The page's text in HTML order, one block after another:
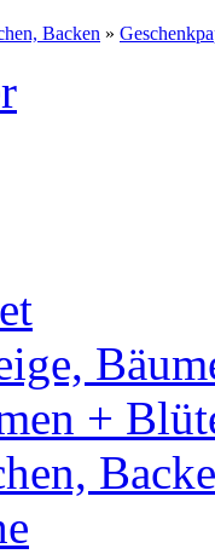
Backen »
+